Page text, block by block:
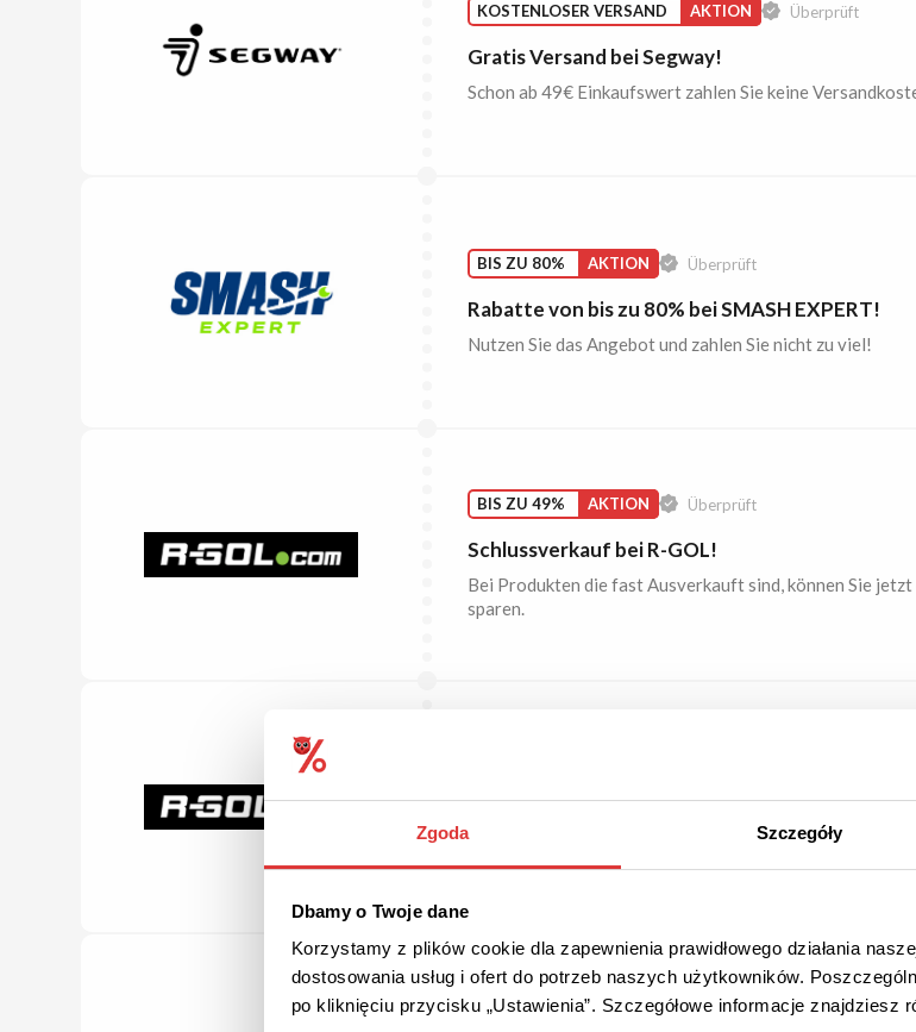
Zgoda Szczegóły
Dbamy o Twoje dane
Korzystamy z plików cookie dla zapewnienia prawidłowego działania
dostosowania usług i ofert do potrzeb naszych użytkowników.
po kliknięciu przycisku „Ustawienia”. Szczegółowe informacje znajdziesz
KOSTENLOSER VERSAND AKTION Überprüft
Gratis Versand bei Segway!
Schon ab 49€ Einkaufswert zahlen Sie keine
BIS ZU 80% AKTION Überprüft
Rabatte von bis zu 80% bei SMASH EXPERT!
Nutzen Sie das Angebot und zahlen Sie nicht zu viel!
BIS ZU 49% AKTION Überprüft
Schlussverkauf bei R-GOL!
Bei Produkten die fast Ausverkauft sind, können Sie
sparen.
Fußballausrüstung muss nicht teuer sein. Überzeugen Sie
GRATIS VERSAND AKTION Überprüft